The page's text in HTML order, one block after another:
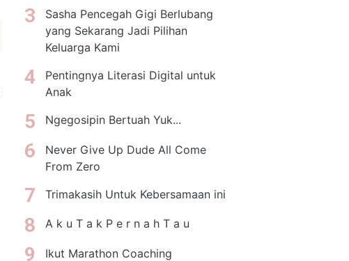
Sasha Pencegah Gigi Berlubang
yang Sekarang Jadi Pilihan
Keluarga Kami
Pentingnya Literasi Digital untuk
Anak
Ngegosipin Bertuah Yuk...
Never Give Up Dude All Come
From Zero
Trimakasih Untuk Kebersamaan ini
A k u T a k P e r n a h T a u
Ikut Marathon Coaching